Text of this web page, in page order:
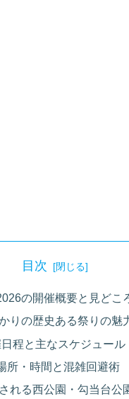
目次
の開催概要と見どこ
りの歴史ある祭りの魅
程と主なスケジュール
所・時間と混雑回避術
れる西公園・勾当台公